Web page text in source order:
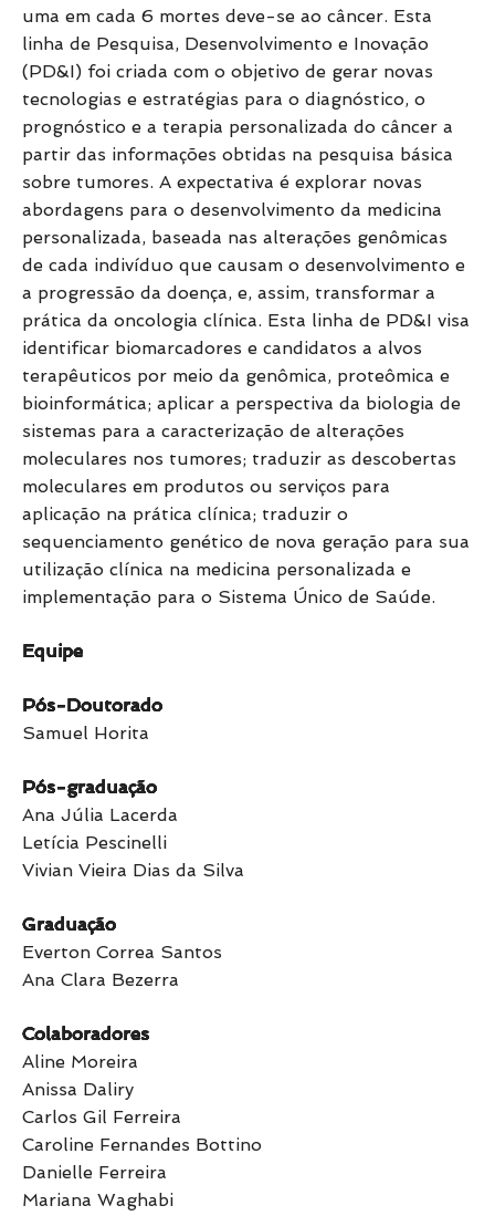
uma em cada 6 mortes deve-se ao câncer. Esta
linha de Pesquisa, Desenvolvimento e Inovação
(PD&I) foi criada com o objetivo de gerar novas
tecnologias e estratégias para o diagnóstico, o
prognóstico e a terapia personalizada do câncer a
partir das informações obtidas na pesquisa básica
sobre tumores. A expectativa é explorar novas
abordagens para o desenvolvimento da medicina
personalizada, baseada nas alterações genômicas
de cada indivíduo que causam o desenvolvimento e
a progressão da doença, e, assim, transformar a
prática da oncologia clínica. Esta linha de PD&I visa
identificar biomarcadores e candidatos a alvos
terapêuticos por meio da genômica, proteômica e
bioinformática; aplicar a perspectiva da biologia de
sistemas para a caracterização de alterações
moleculares nos tumores; traduzir as descobertas
moleculares em produtos ou serviços para
aplicação na prática clínica; traduzir o
sequenciamento genético de nova geração para sua
utilização clínica na medicina personalizada e
implementação para o Sistema Único de Saúde.
Equipe
Pós-Doutorado
Samuel Horita
Pós-graduação
Ana Júlia Lacerda
Letícia Pescinelli
Vivian Vieira Dias da Silva
Graduação
Everton Correa Santos
Ana Clara Bezerra
Colaboradores
Aline Moreira
Anissa Daliry
Carlos Gil Ferreira
Caroline Fernandes Bottino
Danielle Ferreira
Mariana Waghabi